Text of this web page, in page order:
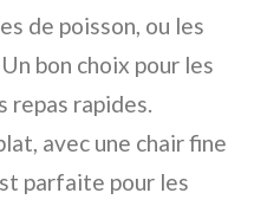
de poisson, ou les
bon choix pour les
repas rapides.
avec une chair fine
parfaite pour les